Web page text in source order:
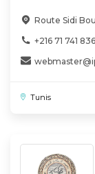
Route Sidi
+216 71 741 836
Tunis